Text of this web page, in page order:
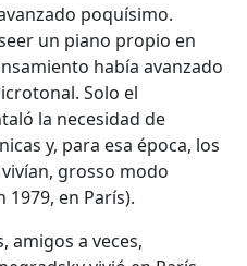
poquísimo.
un piano propio en
había avanzado
Solo el
la necesidad de
y, para esa época, los
grosso modo
en París).
amigos a veces,